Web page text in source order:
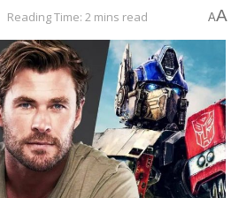
Reading Time: 2 mins read AA